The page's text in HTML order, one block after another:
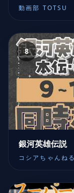
動画部 TOTSU
8
銀河英雄伝説
コシアちゃんねる